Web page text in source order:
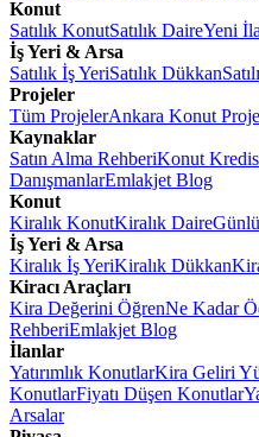
Konut
Satılık KonutSatılık DaireYeni
İş Yeri & Arsa
Satılık İş YeriSatılık Dükkan
Projeler
Tüm ProjelerAnkara Konut
Kaynaklar
Satın Alma RehberiKonut
DanışmanlarEmlakjet Blog
Konut
Kiralık KonutKiralık Daire
İş Yeri & Arsa
Kiralık İş YeriKiralık Dükkan
Kiracı Araçları
Kira Değerini ÖğrenNe Kadar
RehberiEmlakjet Blog
İlanlar
Yatırımlık KonutlarKira Geliri
KonutlarFiyatı Düşen Konutlar
Arsalar